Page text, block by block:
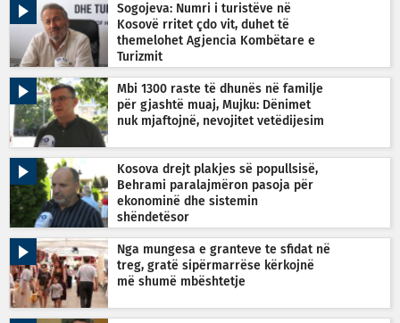
Sogojeva: Numri i turistëve në
Kosovë rritet çdo vit, duhet të
themelohet Agjencia Kombëtare e
Turizmit
Mbi 1300 raste të dhunës në familje
për gjashtë muaj, Mujku: Dënimet
nuk mjaftojnë, nevojitet vetëdijesim
Kosova drejt plakjes së popullsisë,
Behrami paralajmëron pasoja për
ekonominë dhe sistemin
shëndetësor
Nga mungesa e granteve te sfidat në
treg, gratë sipërmarrëse kërkojnë
më shumë mbështetje